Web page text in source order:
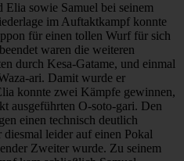
Elia sowie Samuel bei seinem
im Auftaktkampf konnte
für einen tollen Wurf für sich
waren die weiteren
durch Kesa-Gatame, und einmal
ari. Damit wurde er
konnte zwei Kämpfe gewinnen,
ausgeführten O-soto-gari. Den
einen technisch deutlich
leider auf einen Pokal
Zweiter wurde. Zu seinem